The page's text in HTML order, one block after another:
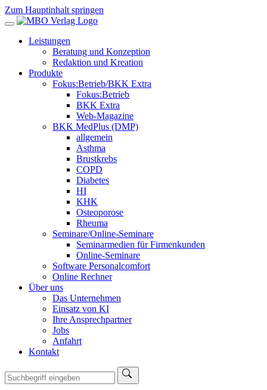
Zum Hauptinhalt springen
Leistungen
Beratung und Konzeption
Redaktion und Kreation
Produkte
Fokus:Betrieb/BKK Extra
Fokus:Betrieb
BKK Extra
Web-Magazine
BKK MedPlus (DMP)
allgemein
Asthma
Brustkrebs
COPD
Diabetes
HI
KHK
Osteoporose
Rheuma
Seminare/Online-Seminare
Seminarmedien für Firmenkunden
Online-Seminare
Software Personalcomfort
Online Rechner
Über uns
Das Unternehmen
Einsatz von KI
Ihre Ansprechpartner
Jobs
Anfahrt
Kontakt